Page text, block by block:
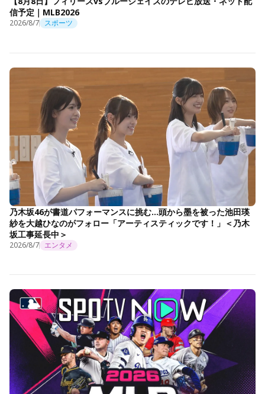
信予定｜MLB2026
2026/8/7 スポーツ
乃木坂46が書道パフォーマンスに挑む…頭から墨を被った池田瑛
紗を大越ひなのがフォロー「アーティスティックです！」＜乃木
坂工事延長中＞
2026/8/7 エンタメ